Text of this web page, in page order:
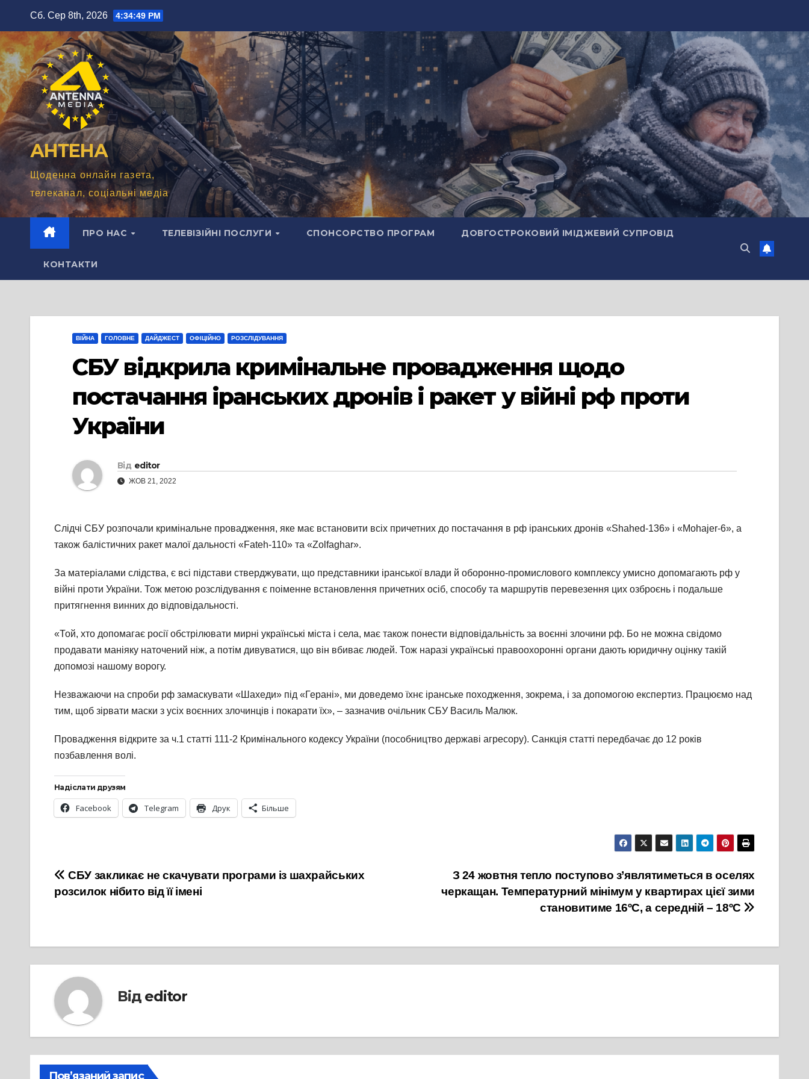
вмісту
Сб. Сер 8th, 2026 4:34:51 PM
АНТЕНА
Щоденна онлайн газета,
телеканал, соціальні медіа
ПРО НАС ТЕЛЕВІЗІЙНІ ПОСЛУГИ СПОНСОРСТВО ПРОГРАМ ДОВГОСТРОКОВИЙ ІМІДЖЕВИЙ СУПРОВІД
КОНТАКТИ
ВІЙНА ГОЛОВНЕ ДАЙДЖЕСТ ОФІЦІЙНО РОЗСЛІДУВАННЯ
СБУ відкрила кримінальне провадження щодо
постачання іранських дронів і ракет у війні рф проти
України
Від editor
ЖОВ 21, 2022
Слідчі СБУ розпочали кримінальне провадження, яке має встановити всіх причетних до постачання в рф іранських дронів «Shahed-136» і «Mohajer-6», а
також балістичних ракет малої дальності «Fateh-110» та «Zolfaghar».
За матеріалами слідства, є всі підстави стверджувати, що представники іранської влади й оборонно-промислового комплексу умисно допомагають рф у
війні проти України. Тож метою розслідування є поіменне встановлення причетних осіб, способу та маршрутів перевезення цих озброєнь і подальше
притягнення винних до відповідальності.
«Той, хто допомагає росії обстрілювати мирні українські міста і села, має також понести відповідальність за воєнні злочини рф. Бо не можна свідомо
продавати маніяку наточений ніж, а потім дивуватися, що він вбиває людей. Тож наразі українські правоохоронні органи дають юридичну оцінку такій
допомозі нашому ворогу.
Незважаючи на спроби рф замаскувати «Шахеди» під «Герані», ми доведемо їхнє іранське походження, зокрема, і за допомогою експертиз. Працюємо над
тим, щоб зірвати маски з усіх воєнних злочинців і покарати їх», – зазначив очільник СБУ Василь Малюк.
Провадження відкрите за ч.1 статті 111-2 Кримінального кодексу України (пособництво державі агресору). Санкція статті передбачає до 12 років
позбавлення волі.
Надіслати друзям
Facebook Telegram Друк Більше
Навігація
записів
З 24 жовтня тепло поступово з’являтиметься в оселях
черкащан. Температурний мінімум у квартирах цієї зими
становитиме 16ºC, а середній – 18ºC
СБУ закликає не скачувати програми із шахрайських
розсилок нібито від її імені
Від editor
Пов’язаний запис